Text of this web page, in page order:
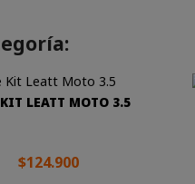
LEATT MOTO 3.5
$124.900